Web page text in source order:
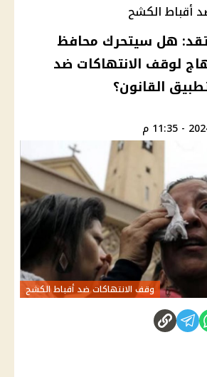
أقباط الكشح
هل سيتحرك محافظ
لوقف الانتهاكات ضد
القانون؟
وقف الانتهاكات ضد أقباط الكشح